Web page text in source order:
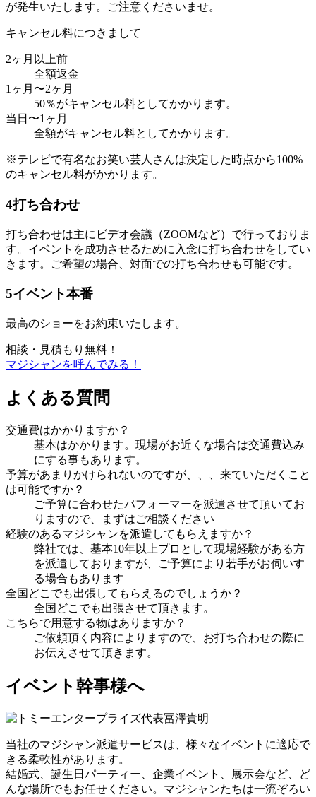
が発生いたします。ご注意くださいませ。
キャンセル料につきまして
2ヶ月以上前
全額返金
1ヶ月〜2ヶ月
50％がキャンセル料としてかかります。
当日〜1ヶ月
全額がキャンセル料としてかかります。
※テレビで有名なお笑い芸人さんは決定した時点から100%
のキャンセル料がかかります。
4打ち合わせ
打ち合わせは主にビデオ会議（ZOOMなど）で行っておりま
す。イベントを成功させるために入念に打ち合わせをしてい
きます。ご希望の場合、対面での打ち合わせも可能です。
5イベント本番
最高のショーをお約束いたします。
相談・見積もり無料！
マジシャンを呼んでみる！
よくある質問
交通費はかかりますか？
基本はかかります。現場がお近くな場合は交通費込み
にする事もあります。
予算があまりかけられないのですが、、、来ていただくこと
は可能ですか？
ご予算に合わせたパフォーマーを派遣させて頂いてお
りますので、まずはご相談ください
経験のあるマジシャンを派遣してもらえますか？
弊社では、基本10年以上プロとして現場経験がある方
を派遣しておりますが、ご予算により若手がお伺いす
る場合もあります
全国どこでも出張してもらえるのでしょうか？
全国どこでも出張させて頂きます。
こちらで用意する物はありますか？
ご依頼頂く内容によりますので、お打ち合わせの際に
お伝えさせて頂きます。
イベント幹事様へ
当社のマジシャン派遣サービスは、様々なイベントに適応で
きる柔軟性があります。
結婚式、誕生日パーティー、企業イベント、展示会など、ど
んな場所でもお任せください。マジシャンたちは一流ぞろい